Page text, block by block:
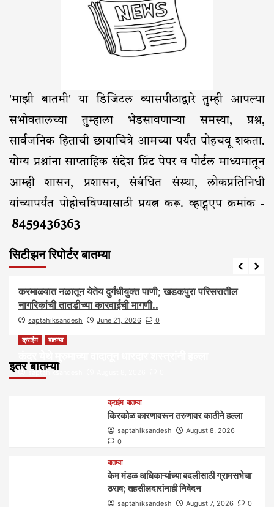
'माझी बातमी' या डिजिटल व्यासपीठाद्वारे तुम्ही आपल्या
सभोवतालच्या तुम्हाला भेडसावणाऱ्या समस्या, प्रश्न,
सार्वजनिक हिताची छायाचित्रे आमच्या पर्यंत पोहचवू शकता.
योग्य प्रश्नांना साप्ताहिक संदेश प्रिंट पेपर व पोर्टल माध्यमातून
आम्ही शासन, प्रशासन, संबंधित संस्था, लोकप्रतिनिधी
यांच्यापर्यंत पोहोचविण्यासाठी प्रयत्न करू. व्हाट्सएप क्रमांक -
8459436363
सिटीझन रिपोर्टर बातम्या
आरोग्य आवाज जनतेचा बातम्या
करमाळ्यात नळातून येतेय दुर्गंधीयुक्त पाणी; खडकपुरा परिसरातील
नागरिकांची तातडीच्या कारवाईची मागणी..
saptahiksandesh June 21, 2026 0
इतर बातम्या
क्राईम बातम्या
saptahiksandesh
क्राईम बातम्या
किरकोळ कारणावरून तरुणावर काठीने हल्ला
saptahiksandesh
August 8, 2026
0
बातम्या
केम मंडळ अधिकाऱ्यांच्या बदलीसाठी ग्रामसभेचा
ठराव; तहसीलदारांनाही निवेदन
saptahiksandesh August 7, 2026 0